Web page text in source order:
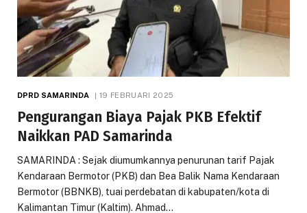
DPRD SAMARINDA 19 FEBRUARI 2025
Pengurangan Biaya Pajak PKB Efektif
Naikkan PAD Samarinda
SAMARINDA : Sejak diumumkannya penurunan tarif Pajak
Kendaraan Bermotor (PKB) dan Bea Balik Nama Kendaraan
Bermotor (BBNKB), tuai perdebatan di kabupaten/kota di
Kalimantan Timur (Kaltim). Ahmad…